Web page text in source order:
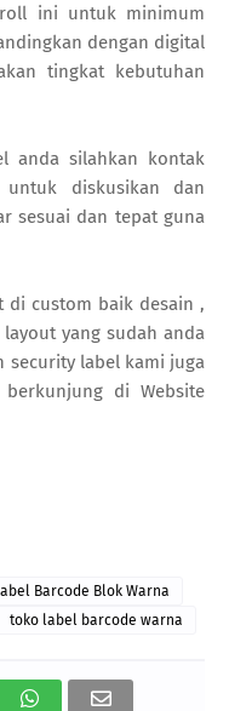
ini untuk minimum
dengan digital
tingkat kebutuhan
anda silahkan kontak
diskusikan dan
sesuai dan tepat guna
di custom baik desain ,
yang sudah anda
label kami juga
di Website
Barcode Blok Warna
toko label barcode warna